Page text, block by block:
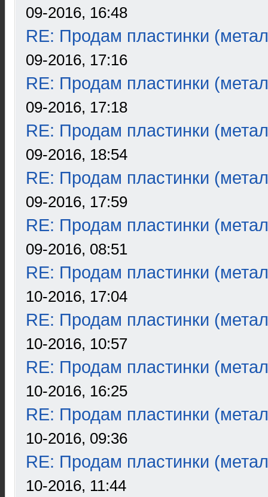
09-2016, 16:48
RE: Продам пластинки
09-2016, 17:16
RE: Продам пластинки
09-2016, 17:18
RE: Продам пластинки
09-2016, 18:54
RE: Продам пластинки
09-2016, 17:59
RE: Продам пластинки
09-2016, 08:51
RE: Продам пластинки
10-2016, 17:04
RE: Продам пластинки
10-2016, 10:57
RE: Продам пластинки
10-2016, 16:25
RE: Продам пластинки
10-2016, 09:36
RE: Продам пластинки
10-2016, 11:44